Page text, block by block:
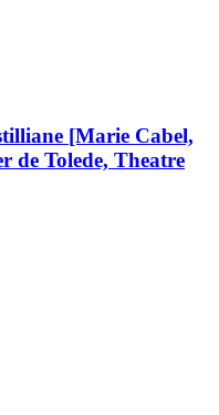
[Marie Cabel,
de Tolede, Theatre